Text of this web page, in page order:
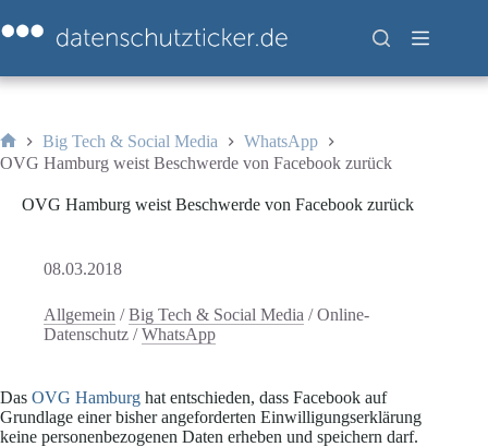
Inhalt
springen
Start
Big Tech & Social Media
WhatsApp
OVG Hamburg weist Beschwerde von Facebook zurück
OVG Hamburg weist Beschwerde von Facebook zurück
08.03.2018
Allgemein /Big Tech & Social Media /Online-
Datenschutz /WhatsApp
Das OVG Hamburg hat entschieden, dass Facebook auf
Grundlage einer bisher angeforderten Einwilligungserklärung
keine personenbezogenen Daten erheben und speichern darf.